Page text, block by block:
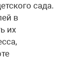
сада.
в
их